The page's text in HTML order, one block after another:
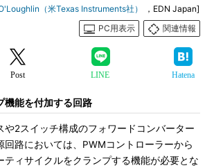
（米Texas Instruments社）
，EDN Japan]
PC用表示
関連情報
Post LINE Hatena
機能を付加する回路
2スイッチ構成のフォワードコンバーター
回路においては、PWMコントローラーから
ティサイクルをクランプする機能が必要とな